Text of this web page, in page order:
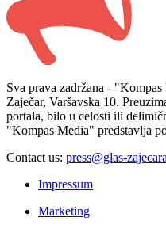
Sva prava zadržana -
Zaječar, Varšavska 10.
portala, bilo u celosti ili
"Kompas Media" predstavlja
Contact us: press@glas-
Impressum
Marketing